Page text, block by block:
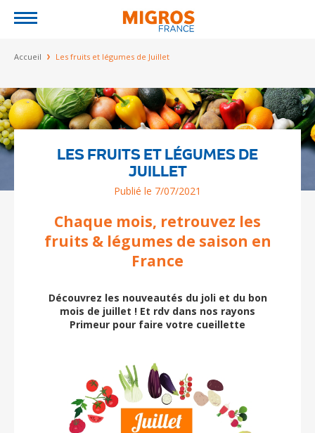
Vous êtes ici
Accueil Les fruits et légumes de Juillet
LES FRUITS ET LÉGUMES DE
JUILLET
Publié le 7/07/2021
Chaque mois, retrouvez les
fruits & légumes de saison en
France
Découvrez les nouveautés du joli et du bon
mois de juillet ! Et rdv dans nos rayons
Primeur pour faire votre cueillette